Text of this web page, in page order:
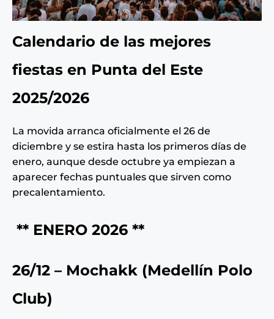
Calendario de las mejores
fiestas en Punta del Este
2025/2026
La movida arranca oficialmente el 26 de
diciembre y se estira hasta los primeros días de
enero, aunque desde octubre ya empiezan a
aparecer fechas puntuales que sirven como
precalentamiento.
** ENERO 2026 **
26/12 – Mochakk (Medellín Polo
Club)